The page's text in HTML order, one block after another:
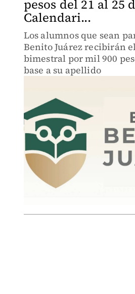
pesos del 21 al 25
Calendari...
Los alumnos que sean
Benito Juárez recibirán
bimestral por mil 900
base a su apellido